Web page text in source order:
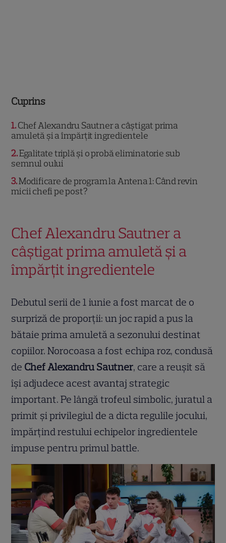
Cuprins
1 Chef Alexandru Sautner a câștigat prima
amuletă și a împărțit ingredientele
2 Egalitate triplă și o probă eliminatorie sub
semnul oului
3 Modificare de program la Antena 1: Când revin
micii chefi pe post?
Chef Alexandru Sautner a
câștigat prima amuletă și a
împărțit ingredientele
Debutul serii de 1 iunie a fost marcat de o
surpriză de proporții: un joc rapid a pus la
bătaie prima amuletă a sezonului destinat
copiilor. Norocoasa a fost echipa roz, condusă
de Chef Alexandru Sautner, care a reușit să
își adjudece acest avantaj strategic
important. Pe lângă trofeul simbolic, juratul a
primit și privilegiul de a dicta regulile jocului,
împărțind restului echipelor ingredientele
impuse pentru primul battle.